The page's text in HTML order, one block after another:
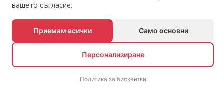
© Всички права запазени EVENTBOOK SRL.
вашето съгласие.
Приемам всички Само основни
Персонализиране
Политика за бисквитки